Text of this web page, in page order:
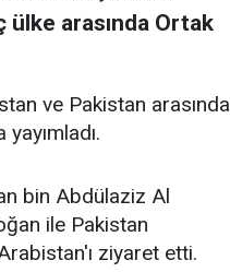
ülke arasında Ortak
ve Pakistan arasında
bin Abdülaziz Al
ile Pakistan
ziyaret etti.